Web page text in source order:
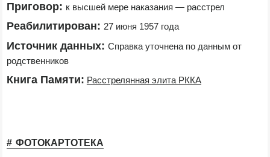
Приговор: к высшей мере наказания — расстрел
Реабилитирован: 27 июня 1957 года
Источник данных: Справка уточнена по данным от
родственников
Книга Памяти: Расстрелянная элита РККА
ФОТОКАРТОТЕКА